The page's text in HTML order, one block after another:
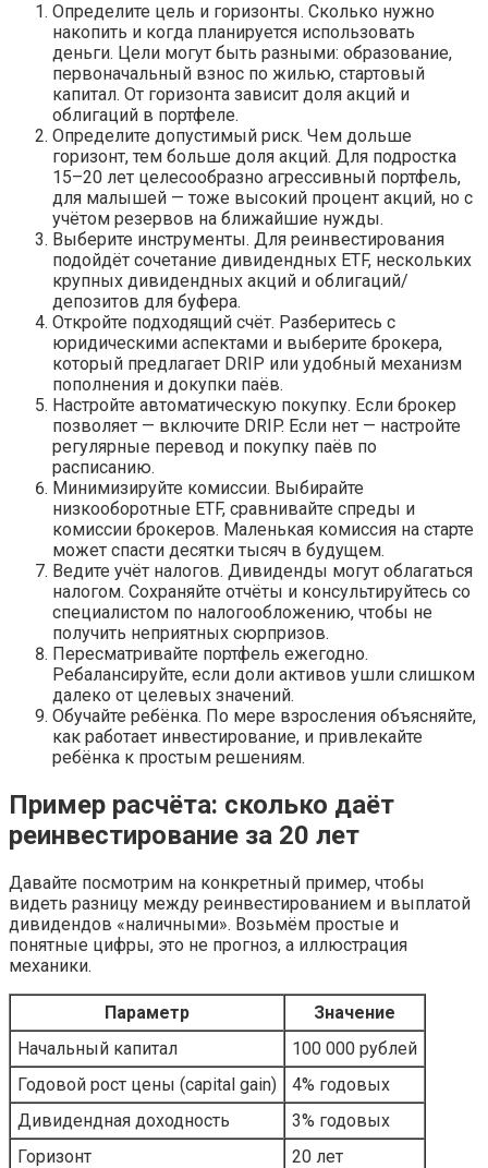
Определите цель и горизонты. Сколько нужно
накопить и когда планируется использовать
деньги. Цели могут быть разными: образование,
первоначальный взнос по жилью, стартовый
капитал. От горизонта зависит доля акций и
облигаций в портфеле.
Определите допустимый риск. Чем дольше
горизонт, тем больше доля акций. Для подростка
15–20 лет целесообразно агрессивный портфель,
для малышей — тоже высокий процент акций, но с
учётом резервов на ближайшие нужды.
Выберите инструменты. Для реинвестирования
подойдёт сочетание дивидендных ETF, нескольких
крупных дивидендных акций и облигаций/
депозитов для буфера.
Откройте подходящий счёт. Разберитесь с
юридическими аспектами и выберите брокера,
который предлагает DRIP или удобный механизм
пополнения и докупки паёв.
Настройте автоматическую покупку. Если брокер
позволяет — включите DRIP. Если нет — настройте
регулярные перевод и покупку паёв по
расписанию.
Минимизируйте комиссии. Выбирайте
низкооборотные ETF, сравнивайте спреды и
комиссии брокеров. Маленькая комиссия на старте
может спасти десятки тысяч в будущем.
Ведите учёт налогов. Дивиденды могут облагаться
налогом. Сохраняйте отчёты и консультируйтесь со
специалистом по налогообложению, чтобы не
получить неприятных сюрпризов.
Пересматривайте портфель ежегодно.
Ребалансируйте, если доли активов ушли слишком
далеко от целевых значений.
Обучайте ребёнка. По мере взросления объясняйте,
как работает инвестирование, и привлекайте
ребёнка к простым решениям.
Пример расчёта: сколько даёт
реинвестирование за 20 лет
Давайте посмотрим на конкретный пример, чтобы
видеть разницу между реинвестированием и выплатой
дивидендов «наличными». Возьмём простые и
понятные цифры, это не прогноз, а иллюстрация
механики.
Параметр
Значение
Начальный капитал
100 000 рублей
Годовой рост цены (capital gain)
4% годовых
Дивидендная доходность
3% годовых
Горизонт
20 лет